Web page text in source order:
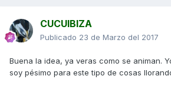
CUCUIBIZA
Publicado 23 de Marzo del 2017
Buena la idea, ya veras como se animan.
soy pésimo para este tipo de cosas